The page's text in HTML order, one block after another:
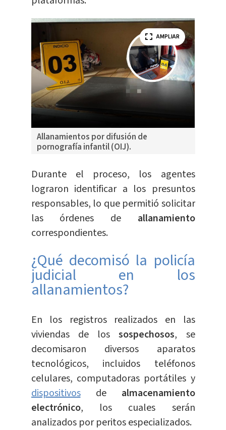
Allanamientos por difusión de
pornografía infantil (OIJ).
AMPLIAR
Durante el proceso, los agentes
lograron identificar a los presuntos
responsables, lo que permitió solicitar
las órdenes de allanamiento
correspondientes.
¿Qué decomisó la policía
judicial en los
allanamientos?
En los registros realizados en las
viviendas de lossospechosos, se
decomisaron diversos aparatos
tecnológicos, incluidos teléfonos
celulares, computadoras portátiles y
dispositivosde almacenamiento
electrónico, los cuales serán
analizados por peritos especializados.